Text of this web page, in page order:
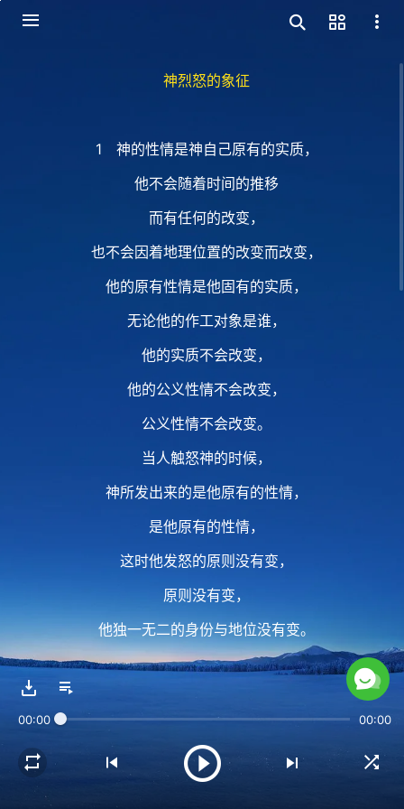
神烈怒的象征
1 神的性情是神自己原有的实质，
他不会随着时间的推移
而有任何的改变，
也不会因着地理位置的改变而改变，
他的原有性情是他固有的实质，
无论他的作工对象是谁，
他的实质不会改变，
他的公义性情不会改变，
公义性情不会改变。
当人触怒神的时候，
神所发出来的是他原有的性情，
是他原有的性情，
这时他发怒的原则没有变，
原则没有变，
他独一无二的身份与地位没有变。
他发怒的原因不是因为
而是因为人与神的对抗
00:00 00:00